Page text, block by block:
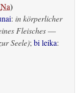
Na)
: in körperlicher
Fleisches—
Seele);bi leika: